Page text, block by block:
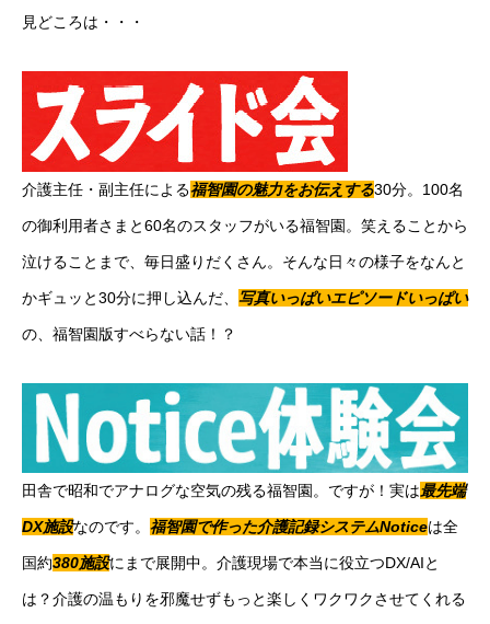
見どころは・・・
介護主任・副主任による福智園の魅力をお伝えする30分。100名
の御利用者さまと60名のスタッフがいる福智園。笑えることから
泣けることまで、毎日盛りだくさん。そんな日々の様子をなんと
かギュッと30分に押し込んだ、 写真いっぱいエピソードいっぱい
の、福智園版すべらない話！？
田舎で昭和でアナログな空気の残る福智園。ですが！実は最先端
DX施設なのです。 福智園で作った介護記録システムNoticeは全
国約380施設にまで展開中。介護現場で本当に役立つDX/AIと
は？介護の温もりを邪魔せずもっと楽しくワクワクさせてくれる